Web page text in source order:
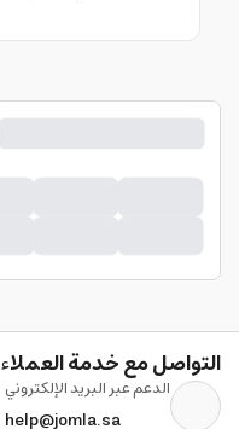
التواصل مع خدمة العملاء
الدعم عبر البريد الإلكتروني
help@jomla.sa